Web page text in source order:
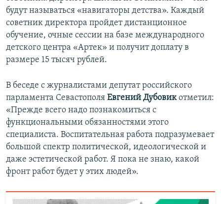
будут называться «навигаторы детства». Каждый
советник директора пройдет дистанционное
обучение, очные сессии на базе международного
детского центра «Артек» и получит доплату в
размере 15 тысяч рублей.
В беседе с журналистами депутат российского
парламента Севастополя Евгений Дубовикотметил:
«Прежде всего надо познакомиться с
функциональными обязанностями этого
специалиста. Воспитательная работа подразумевает
большой спектр политической, идеологической и
даже эстетической работ. Я пока не знаю, какой
фронт работ будет у этих людей».